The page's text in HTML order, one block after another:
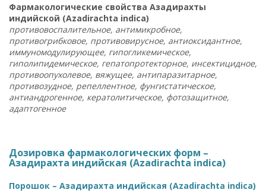
Фармакологические свойства Азадирахты
индийской (Azadirachta indica)
противовоспалительное, антимикробное,
противогрибковое, противовирусное, антиоксидантное,
иммуномодулирующее, гипогликемическое,
гиполипидемическое, гепатопротекторное, инсектицидное,
противоопухолевое, вяжущее, антипаразитарное,
противозудное, репеллентное, фунгистатическое,
антиандрогенное, кератолитическое, фотозащитное,
адаптогенное
Дозировка фармакологических форм –
Азадирахта индийская (Azadirachta indica)
Порошок – Азадирахта индийская (Azadirachta indica)